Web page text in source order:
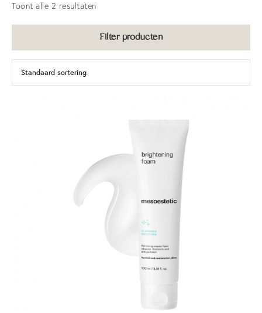
Toont alle 2 resultaten
Filter producten